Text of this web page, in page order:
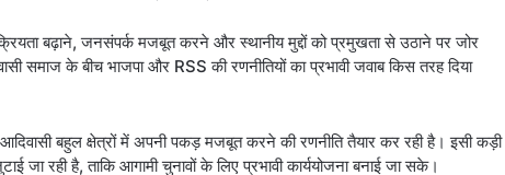
बढ़ाने, जनसंपर्क मजबूत करने और स्थानीय मुद्दों को प्रमुखता से उठाने पर जोर
समाज के बीच भाजपा और RSS की रणनीतियों का प्रभावी जवाब किस तरह दिया
बहुल क्षेत्रों में अपनी पकड़ मजबूत करने की रणनीति तैयार कर रही है। इसी कड़ी
जा रही है, ताकि आगामी चुनावों के लिए प्रभावी कार्ययोजना बनाई जा सके।